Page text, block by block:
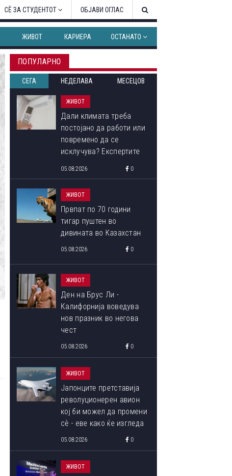
СЀ ЗА СТУДЕНТОТ ОБЈАВИ ОГЛАС
ЖИВОТ КАРИЕРА ОСТАНАТО
ПОПУЛАРНО
СЕГА НЕДЕЛАВА МЕСЕЦОВ
ЖИВОТ
Дали климата треба
постојано да работи или
повремено да се
исклучува? Експертите
троши помалку струја
05.08.2026 0
ЖИВОТ
Првпат по 70 години
тигар пуштен во
дивината во Казахстан
05.08.2026 0
ЖИВОТ
Ден на Брус Ли -
Калифорнија воведува
нов празник во негова
чест
05.08.2026 0
ЖИВОТ
Јапонците претставија
револуционерен авион
кој би можел да промени
сѐ - еве како ќе изгледа
05.08.2026 0
ЖИВОТ